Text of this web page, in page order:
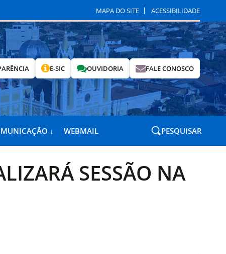
MAPA DO SITE ACESSIBILIDADE
E-SIC OUVIDORIA FALE CONOSCO
↓ WEBMAIL PESQUISAR
SESSÃO NA